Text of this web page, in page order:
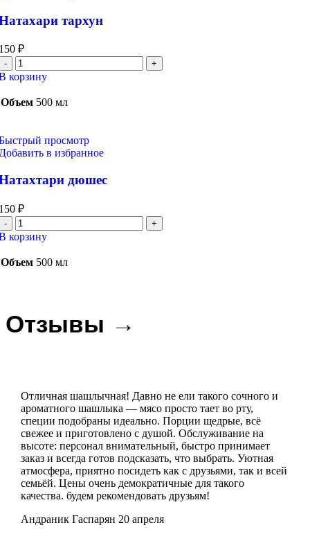
тархун
₽
Количество
товара
Натахари
тархун
корзину
Объем 500 мл
просмотр
в избранное
дюшес
₽
Количество
товара
Натахтари
дюшес
корзину
Объем 500 мл
Отзывы →
Отличная шашлычная! Давно не ели такого сочного и
ароматного шашлыка — мясо просто тает во рту,
специи подобраны идеально. Порции щедрые, всё
свежее и приготовлено с душой. Обслуживание на
высоте: персонал внимательный, быстро принимает
заказ и всегда готов подсказать, что выбрать. Уютная
атмосфера, приятно посидеть как с друзьями, так и всей
семьёй. Цены очень демократичные для такого
качества. будем рекомендовать друзьям!
Андраник Гаспарян 20 апреля